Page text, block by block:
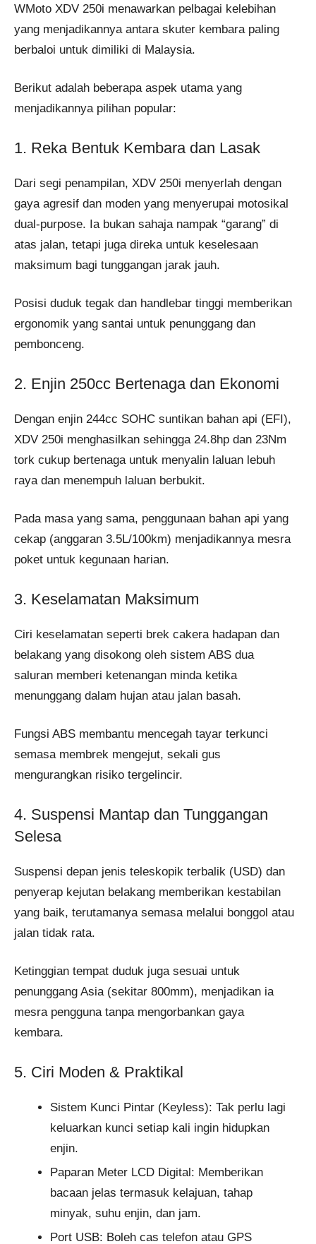
WMoto XDV 250i menawarkan pelbagai kelebihan
yang menjadikannya antara skuter kembara paling
berbaloi untuk dimiliki di Malaysia.
Berikut adalah beberapa aspek utama yang
menjadikannya pilihan popular:
1. Reka Bentuk Kembara dan Lasak
Dari segi penampilan, XDV 250i menyerlah dengan
gaya agresif dan moden yang menyerupai motosikal
dual-purpose. Ia bukan sahaja nampak “garang” di
atas jalan, tetapi juga direka untuk keselesaan
maksimum bagi tunggangan jarak jauh.
Posisi duduk tegak dan handlebar tinggi memberikan
ergonomik yang santai untuk penunggang dan
pembonceng.
2. Enjin 250cc Bertenaga dan Ekonomi
Dengan enjin 244cc SOHC suntikan bahan api (EFI),
XDV 250i menghasilkan sehingga 24.8hp dan 23Nm
tork cukup bertenaga untuk menyalin laluan lebuh
raya dan menempuh laluan berbukit.
Pada masa yang sama, penggunaan bahan api yang
cekap (anggaran 3.5L/100km) menjadikannya mesra
poket untuk kegunaan harian.
3. Keselamatan Maksimum
Ciri keselamatan seperti brek cakera hadapan dan
belakang yang disokong oleh sistem ABS dua
saluran memberi ketenangan minda ketika
menunggang dalam hujan atau jalan basah.
Fungsi ABS membantu mencegah tayar terkunci
semasa membrek mengejut, sekali gus
mengurangkan risiko tergelincir.
4. Suspensi Mantap dan Tunggangan
Selesa
Suspensi depan jenis teleskopik terbalik (USD) dan
penyerap kejutan belakang memberikan kestabilan
yang baik, terutamanya semasa melalui bonggol atau
jalan tidak rata.
Ketinggian tempat duduk juga sesuai untuk
penunggang Asia (sekitar 800mm), menjadikan ia
mesra pengguna tanpa mengorbankan gaya
kembara.
5. Ciri Moden & Praktikal
Sistem Kunci Pintar (Keyless): Tak perlu lagi
keluarkan kunci setiap kali ingin hidupkan
enjin.
Paparan Meter LCD Digital: Memberikan
bacaan jelas termasuk kelajuan, tahap
minyak, suhu enjin, dan jam.
Port USB: Boleh cas telefon atau GPS